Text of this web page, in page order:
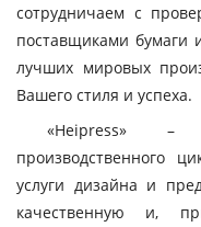
сотрудничаем с
поставщиками бумаги
лучших мировых
Вашего стиля и успеха.
«Heipress» –
производственного
услуги дизайна и
качественную и,